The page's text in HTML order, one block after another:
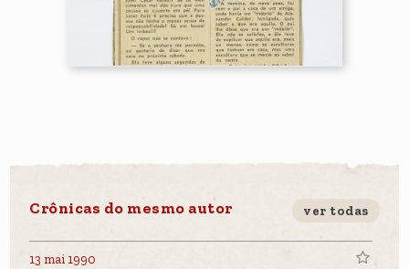
Crônicas do mesmo autor ver todas
13 mai 1990